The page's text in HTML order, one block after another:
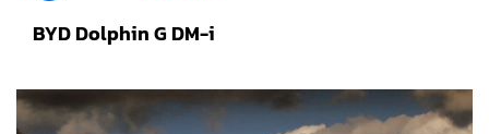
BYD Dolphin G DM-i